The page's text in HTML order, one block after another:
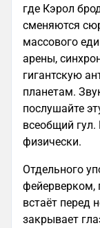
где Кэрол
сменяются
массового
арены,
гигантскую
планетам.
послушайте
всеобщий гул.
физически.
Отдельного
фейерверком,
встаёт перед
закрывает